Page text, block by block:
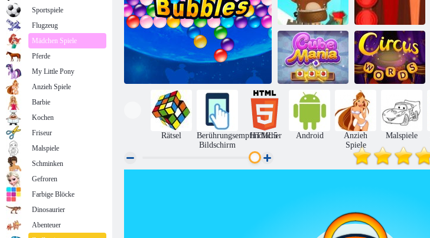
Bubble Shooter
endlos
Backgammon
Classic
Würfel Manie
Zirkuswörter:
Magisches
Rätsel
Berührungsempfindlicher
Bildschirm
HTML5 Android
Anzieh
Spiele
Malspiele
Sportspiele
Flugzeug
Mädchen Spiele
Pferde
My Little Pony
Anzieh Spiele
Barbie
Kochen
Friseur
Malspiele
Schminken
Gefroren
Farbige Blöcke
Dinosaurier
Abenteuer